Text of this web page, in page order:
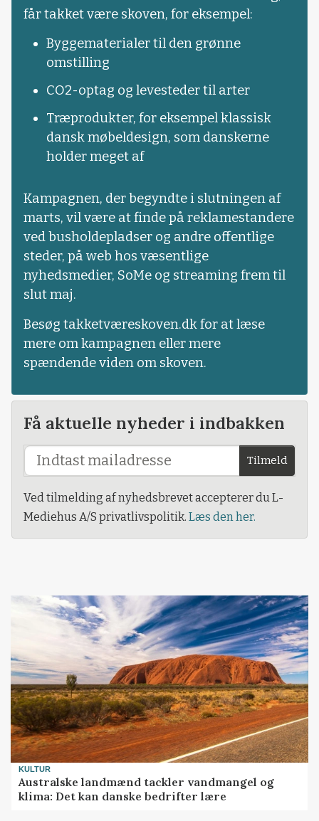
får takket være skoven, for eksempel:
Byggematerialer til den grønne
omstilling
CO2-optag og levesteder til arter
Træprodukter, for eksempel klassisk
dansk møbeldesign, som danskerne
holder meget af
Kampagnen, der begyndte i slutningen af
marts, vil være at finde på reklamestandere
ved busholdepladser og andre offentlige
steder, på web hos væsentlige
nyhedsmedier, SoMe og streaming frem til
slut maj.
Besøg takketværeskoven.dk for at læse
mere om kampagnen eller mere
spændende viden om skoven.
Få aktuelle nyheder i indbakken
Tilmeld
Ved tilmelding af nyhedsbrevet accepterer du L-
Mediehus A/S privatlivspolitik. Læs den her.
KULTUR
Australske landmænd tackler vandmangel og
klima: Det kan danske bedrifter lære